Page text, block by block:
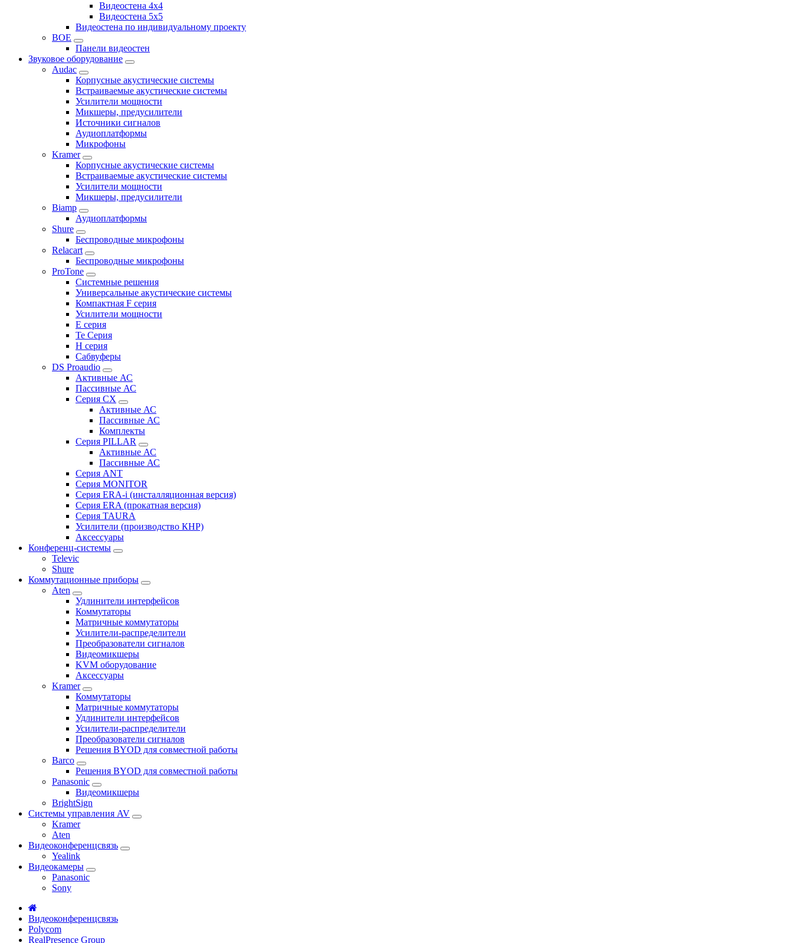
Видеостена 4x4
Видеостена 5x5
Видеостена по индивидуальному проекту
BOE
Панели видеостен
Звуковое оборудование
Audac
Корпусные акустические системы
Встраиваемые акустические системы
Усилители мощности
Микшеры, предусилители
Источники сигналов
Аудиоплатформы
Микрофоны
Kramer
Корпусные акустические системы
Встраиваемые акустические системы
Усилители мощности
Микшеры, предусилители
Biamp
Аудиоплатформы
Shure
Беспроводные микрофоны
Relacart
Беспроводные микрофоны
ProTone
Системные решения
Универсальные акустические системы
Компактная F серия
Усилители мощности
E серия
Te Серия
H серия
Сабвуферы
DS Proaudio
Активные АС
Пассивные АС
Серия CX
Активные АС
Пассивные АС
Комплекты
Серия PILLAR
Активные АС
Пассивные АС
Серия ANT
Серия MONITOR
Серия ERA-i (инсталляционная версия)
Серия ERA (прокатная версия)
Серия TAURA
Усилители (производство КНР)
Аксессуары
Конференц-системы
Televic
Shure
Коммутационные приборы
Aten
Удлинители интерфейсов
Коммутаторы
Матричные коммутаторы
Усилители-распределители
Преобразователи сигналов
Видеомикшеры
KVM оборудование
Аксессуары
Kramer
Коммутаторы
Матричные коммутаторы
Удлинители интерфейсов
Усилители-распределители
Преобразователи сигналов
Решения BYOD для совместной работы
Barco
Решения BYOD для совместной работы
Panasonic
Видеомикшеры
BrightSign
Системы управления AV
Kramer
Aten
Видеоконференцсвязь
Yealink
Видеокамеры
Panasonic
Sony
Видеоконференцсвязь
Polycom
RealPresence Group